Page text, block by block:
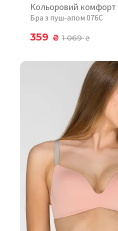
Кольоровий комфорт
Бра з пуш-апом 076C
359 ₴ 1 069₴